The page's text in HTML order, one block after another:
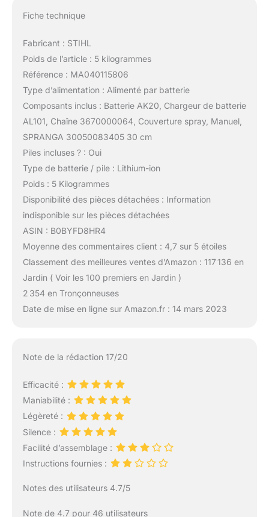
Fiche technique
Fabricant : STIHL
Poids de l’article : 5 kilogrammes
Référence : MA040115806
Type d’alimentation : Alimenté par batterie
Composants inclus : Batterie AK20, Chargeur de batterie
AL101, Chaîne 3670000064, Couverture spray, Manuel,
SPRANGA 30050083405 30 cm
Piles incluses ? : Oui
Type de batterie / pile : Lithium-ion
Poids : 5 Kilogrammes
Disponibilité des pièces détachées : Information
indisponible sur les pièces détachées
ASIN : B0BYFD8HR4
Moyenne des commentaires client : 4,7 sur 5 étoiles
Classement des meilleures ventes d’Amazon : 117 136 en
Jardin ( Voir les 100 premiers en Jardin )
2 354 en Tronçonneuses
Date de mise en ligne sur Amazon.fr : 14 mars 2023
Note de la rédaction 17/20
Efficacité :
Maniabilité :
Légèreté :
Silence :
Facilité d’assemblage :
Instructions fournies :
Notes des utilisateurs 4.7/5
Note de 4.7 pour 46 utilisateurs